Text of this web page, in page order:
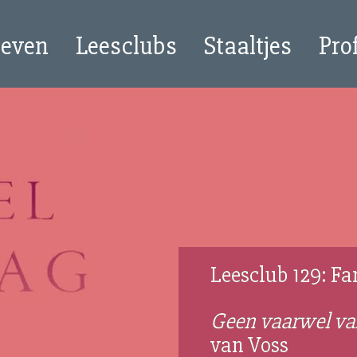
Leesclubs Staaltjes
Leesclub 129:
Geen vaarwel
van Voss